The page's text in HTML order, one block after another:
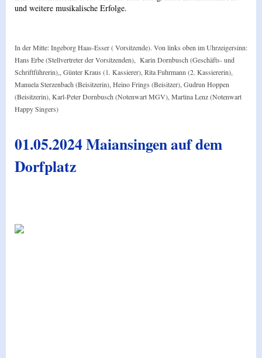
und weitere musikalische Erfolge.
In der Mitte: Ingeborg Haas-Esser ( Vorsitzende). Von links oben im Uhrzeigersinn:
Hans Erbe (Stellvertreter der Vorsitzenden), Karin Dornbusch (Geschäfts- und
Schriftführerin),, Günter Kraus (1. Kassierer), Rita Fuhrmann (2. Kassiererin),
Manuela Sterzenbach (Beisitzerin), Heino Frings (Beisitzer), Gudrun Hoppen
(Beisitzerin), Karl-Peter Dornbusch (Notenwart MGV), Martina Lenz (Notenwart
Happy Singers)
01.05.2024 Maiansingen auf dem
Dorfplatz